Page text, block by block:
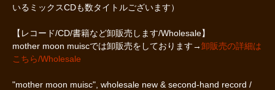
いるミックスCDも数タイトルございます）
【レコード/CD/書籍など卸販売します/Wholesale】
mother moon muiscでは卸販売をしております→卸販売の詳細は
こちら/Wholesale
"mother moon muisc", wholesale new & second-hand record /